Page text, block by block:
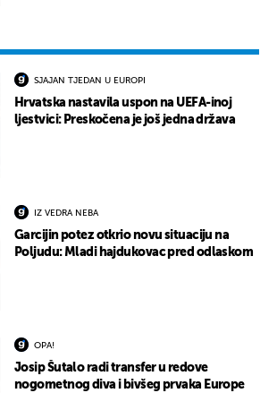
SJAJAN TJEDAN U EUROPI
Hrvatska nastavila uspon na UEFA-inoj
ljestvici: Preskočena je još jedna država
IZ VEDRA NEBA
Garcijin potez otkrio novu situaciju na
Poljudu: Mladi hajdukovac pred odlaskom
OPA!
Josip Šutalo radi transfer u redove
nogometnog diva i bivšeg prvaka Europe